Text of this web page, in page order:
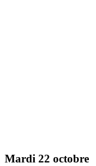
Mardi 22 octobre